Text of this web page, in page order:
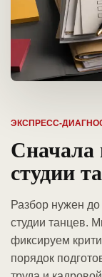
ЭКСПРЕСС-
Сначала
студии
Разбор нужен до
студии танцев.
фиксируем
порядок